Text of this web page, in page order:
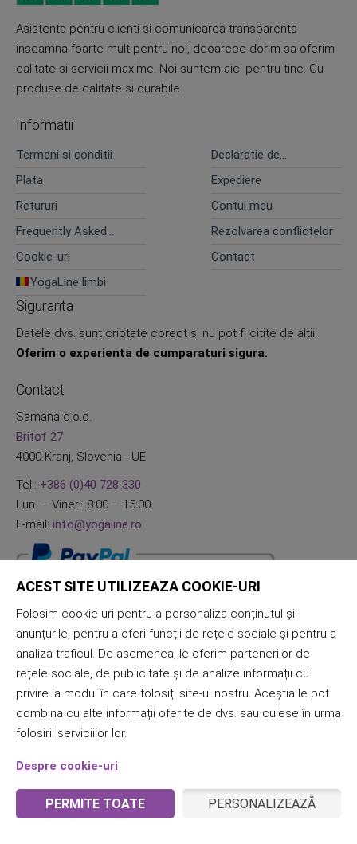
Asistenta pentru clienti si comunicarea transparenta
inseamna foarte mult pentru noi, deoarece dorim sa oferim
calitate si servicii maxime. Noi suntem aici pentru tine. Cu
produse de calitate si durabile.
Informatii
Termeni si conditii
Declaratie de
Plata
Expediere
Retururi
Contul meu
Frequently Asked
Rezolvarea conflictelor
Cookie-uri
Contact
YogaLine limbi
Siguranta
Datele dvs. sunt criptate corect si nu pot fi citite de altii.
Oferim o experienta de cumparaturi sigura.
Contact
Samana d.o.o.
Britof 27
4000 Kranj, Slovenia - UE
Tel.: +386 (0)40 728 330
Lun. – Vineri. 8:00 – 15:00
E-mail: info@yogaline.ro
ACEST SITE UTILIZEAZA COOKIE-URI
Folosim cookie-uri pentru a personaliza conținutul și
anunțurile, pentru a oferi funcții de rețele sociale și pentru a
analiza traficul. De asemenea, le oferim partenerilor de
rețele sociale, de publicitate și de analize informații cu
privire la modul în care folosiți site-ul nostru. Aceștia le pot
combina cu alte informații oferite de dvs. sau culese în urma
folosirii serviciilor lor.
Despre cookie-uri
PERMITE TOATE PERSONALIZEAZĂ